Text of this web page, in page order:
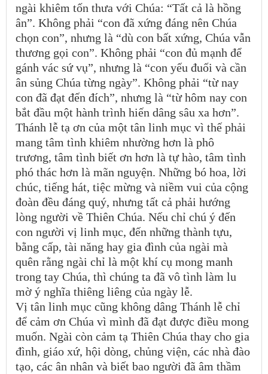
ngài khiêm tốn thưa với Chúa: “Tất cả là hồng
ân”. Không phải “con đã xứng đáng nên Chúa
chọn con”, nhưng là “dù con bất xứng, Chúa vẫn
thương gọi con”. Không phải “con đủ mạnh để
gánh vác sứ vụ”, nhưng là “con yếu đuối và cần
ân sủng Chúa từng ngày”. Không phải “từ nay
con đã đạt đến đích”, nhưng là “từ hôm nay con
bắt đầu một hành trình hiến dâng sâu xa hơn”.
Thánh lễ tạ ơn của một tân linh mục vì thế phải
mang tâm tình khiêm nhường hơn là phô
trương, tâm tình biết ơn hơn là tự hào, tâm tình
phó thác hơn là mãn nguyện. Những bó hoa, lời
chúc, tiếng hát, tiệc mừng và niềm vui của cộng
đoàn đều đáng quý, nhưng tất cả phải hướng
lòng người về Thiên Chúa. Nếu chỉ chú ý đến
con người vị linh mục, đến những thành tựu,
bằng cấp, tài năng hay gia đình của ngài mà
quên rằng ngài chỉ là một khí cụ mong manh
trong tay Chúa, thì chúng ta đã vô tình làm lu
mờ ý nghĩa thiêng liêng của ngày lễ.
Vị tân linh mục cũng không dâng Thánh lễ chỉ
để cảm ơn Chúa vì mình đã đạt được điều mong
muốn. Ngài còn cảm tạ Thiên Chúa thay cho gia
đình, giáo xứ, hội dòng, chủng viện, các nhà đào
tạo, các ân nhân và biết bao người đã âm thầm